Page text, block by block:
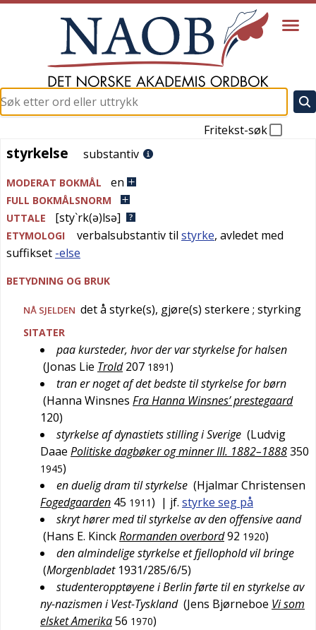
Fritekst-søk
styrkelse
styrkelse substantiv
MODERAT BOKMÅL en
FULL BOKMÅLSNORM
UTTALE
[sty`rk(ə)lsə]
ETYMOLOGI verbalsubstantiv til styrke, avledet med
suffikset -else
BETYDNING OG BRUK
NÅ SJELDEN det å styrke(s), gjøre(s) sterkere ; styrking
SITATER
paa kursteder, hvor der var styrkelse for halsen
(Jonas Lie Trold 207 1891)
tran er noget af det bedste til styrkelse for børn
(Hanna Winsnes Fra Hanna Winsnes’ prestegaard
120)
styrkelse af dynastiets stilling i Sverige (Ludvig
Daae Politiske dagbøker og minner III. 1882–1888350
1945)
en duelig dram til styrkelse (Hjalmar Christensen
Fogedgaarden 45 1911) | jf. styrke seg på
skryt hører med til styrkelse av den offensive aand
(Hans E. KinckRormanden overbord92 1920)
den almindelige styrkelse et fjellophold vil bringe
(Morgenbladet 1931/285/6/5)
studenteropptøyene i Berlin førte til en styrkelse av
ny-nazismen i Vest-Tyskland (Jens Bjørneboe Vi som
elsket Amerika56 1970)